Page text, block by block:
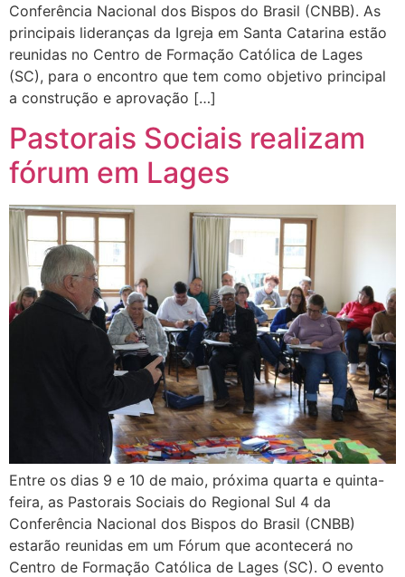
Conferência Nacional dos Bispos do Brasil (CNBB). As
principais lideranças da Igreja em Santa Catarina estão
reunidas no Centro de Formação Católica de Lages
(SC), para o encontro que tem como objetivo principal
a construção e aprovação […]
Pastorais Sociais realizam
fórum em Lages
Entre os dias 9 e 10 de maio, próxima quarta e quinta-
feira, as Pastorais Sociais do Regional Sul 4 da
Conferência Nacional dos Bispos do Brasil (CNBB)
estarão reunidas em um Fórum que acontecerá no
Centro de Formação Católica de Lages (SC). O evento